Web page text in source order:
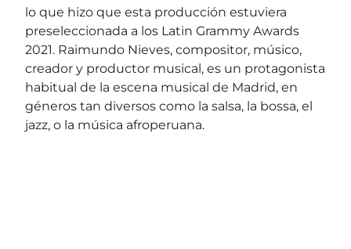
lo que hizo que esta producción estuviera
preseleccionada a los Latin Grammy Awards
2021. Raimundo Nieves, compositor, músico,
creador y productor musical, es un protagonista
habitual de la escena musical de Madrid, en
géneros tan diversos como la salsa, la bossa, el
jazz, o la música afroperuana.